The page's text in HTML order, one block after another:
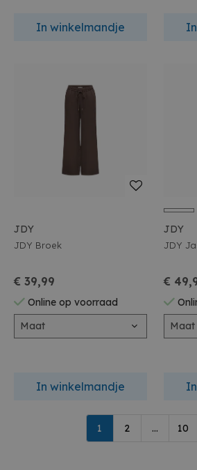
In winkelmandje
JDY
JDY Broek
€ 39,99
Online op voorraad
Maat
In winkelmandje
JDY
JDY
€
Maat
1 2 ... 10